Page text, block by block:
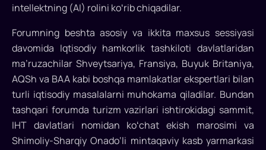
Erzurum
“Aqlli
dunyoda
teng
huquqli
kelajak:
intellektning (AI) rolini koʻrib chiqadilar.
Forumning beshta asosiy va ikkita maxsus sessiyasi
davomida Iqtisodiy hamkorlik tashkiloti davlatlaridan
ma’ruzachilar Shveytsariya, Fransiya, Buyuk Britaniya,
AQSh va BAA kabi boshqa mamlakatlar ekspertlari bilan
turli iqtisodiy masalalarni muhokama qiladilar. Bundan
tashqari forumda turizm vazirlari ishtirokidagi sammit,
IHT davlatlari nomidan koʻchat ekish marosimi va
Shimoliy-Sharqiy Onado‘li mintaqaviy kasb yarmarkasi